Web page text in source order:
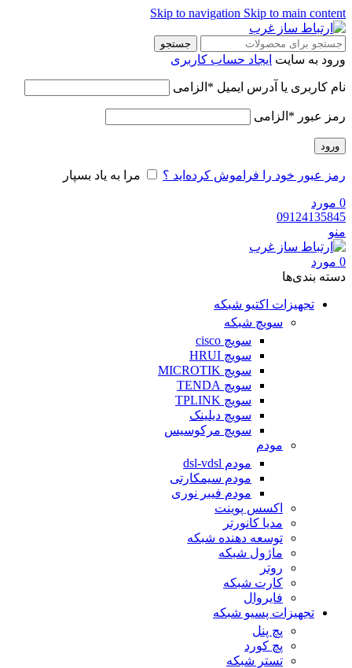
Skip to navigation Skip to main content
جستجو
ورود به سایت ایجاد حساب کاربری
نام کاربری یا آدرس ایمیل * الزامی
رمز عبور * الزامی
ورود
رمز عبور خود را فراموش کرده‌اید ؟ مرا به یاد بسپار
0 مورد
09124135845
منو
0 مورد
دسته‌ بندی‌ها
تجهیزات اکتیو شبکه
سویچ شبکه
سویچ cisco
سویچ HRUI
سویچ MICROTIK
سویچ TENDA
سویچ TPLINK
سویچ دیلینک
سویچ مرکوسیس
مودم
مودم dsl-vdsl
مودم سیمکارتی
مودم فیبر نوری
اکسس پوینت
مدیا کانورتر
توسعه دهنده شبکه
ماژول شبکه
روتر
کارت شبکه
فایروال
تجهیزات پسیو شبکه
پچ پنل
پچ کورد
تستر شبکه